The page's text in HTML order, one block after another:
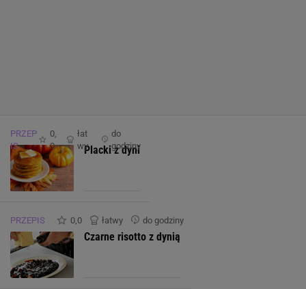
PRZEP
IS
0,
0
łat
wy
do
godziny
Placki z dyni
PRZEPIS 0,0 łatwy do godziny
Czarne risotto z dynią